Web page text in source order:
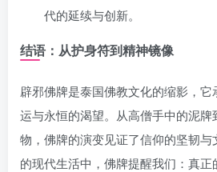
代的延续与创新。
结语：从护身符到精神镜像
辟邪佛牌是泰国佛教文化的缩影，
运与永恒的渴望。从高僧手中的泥牌
物，佛牌的演变见证了信仰的坚韧
的现代生活中，佛牌提醒我们：真